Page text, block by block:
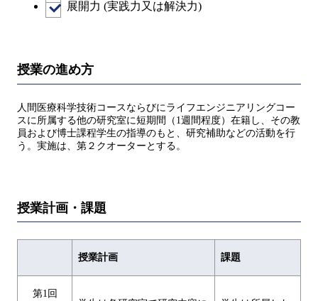
展開力 (実践力又は解決力)
授業の進め方
人間医療科学技術コースならびにライフエンジニアリングコー
スに所属する他の研究室に短期間（1週間程度）在籍し、その教
員および博士課程学生の指導のもと、研究補助などの活動を行
う。実施は、第２クオーターとする。
授業計画・課題
授業計画 課題
第1回